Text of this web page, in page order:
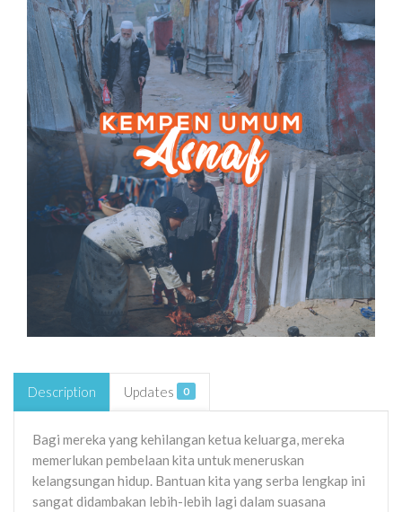
Description Updates 0
Bagi mereka yang kehilangan ketua keluarga, mereka
memerlukan pembelaan kita untuk meneruskan
kelangsungan hidup. Bantuan kita yang serba lengkap ini
sangat didambakan lebih-lebih lagi dalam suasana